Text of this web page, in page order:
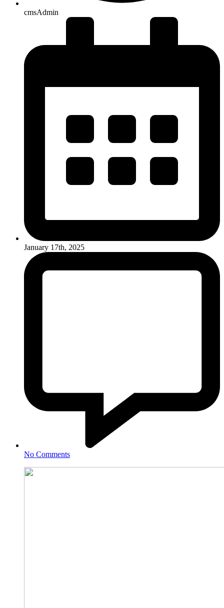
cmsAdmin
January 17th, 2025
No Comments